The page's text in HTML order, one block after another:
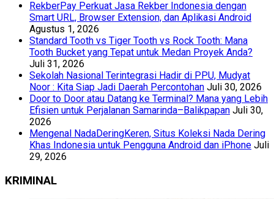
RekberPay Perkuat Jasa Rekber Indonesia dengan
Smart URL, Browser Extension, dan Aplikasi Android
Agustus 1, 2026
Standard Tooth vs Tiger Tooth vs Rock Tooth: Mana
Tooth Bucket yang Tepat untuk Medan Proyek Anda?
Juli 31, 2026
Sekolah Nasional Terintegrasi Hadir di PPU, Mudyat
Noor : Kita Siap Jadi Daerah Percontohan Juli 30, 2026
Door to Door atau Datang ke Terminal? Mana yang Lebih
Efisien untuk Perjalanan Samarinda–Balikpapan Juli 30,
2026
Mengenal NadaDeringKeren, Situs Koleksi Nada Dering
Khas Indonesia untuk Pengguna Android dan iPhone Juli
29, 2026
KRIMINAL